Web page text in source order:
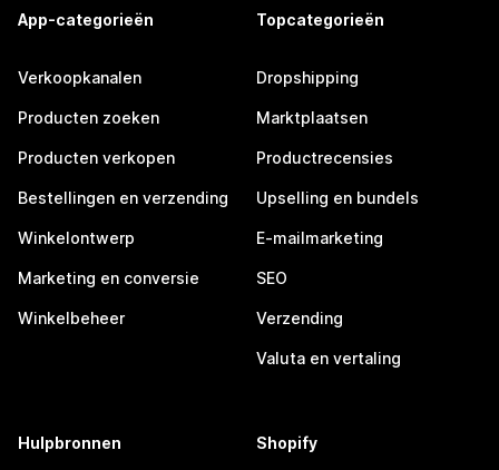
App-categorieën
Verkoopkanalen
Producten zoeken
Producten verkopen
Bestellingen en verzending
Winkelontwerp
Marketing en conversie
Winkelbeheer
Topcategorieën
Dropshipping
Marktplaatsen
Productrecensies
Upselling en bundels
E-mailmarketing
SEO
Verzending
Valuta en vertaling
Hulpbronnen Shopify